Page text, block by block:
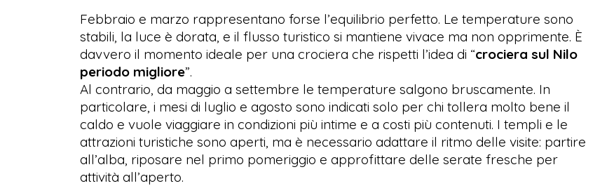
Febbraio e marzo rappresentano forse l’equilibrio perfetto. Le temperature sono
stabili, la luce è dorata, e il flusso turistico si mantiene vivace ma non opprimente. È
davvero il momento ideale per una crociera che rispetti l’idea di “crociera sul Nilo
periodo migliore”.
Al contrario, da maggio a settembre le temperature salgono bruscamente. In
particolare, i mesi di luglio e agosto sono indicati solo per chi tollera molto bene il
caldo e vuole viaggiare in condizioni più intime e a costi più contenuti. I templi e le
attrazioni turistiche sono aperti, ma è necessario adattare il ritmo delle visite: partire
all’alba, riposare nel primo pomeriggio e approfittare delle serate fresche per
attività all’aperto.